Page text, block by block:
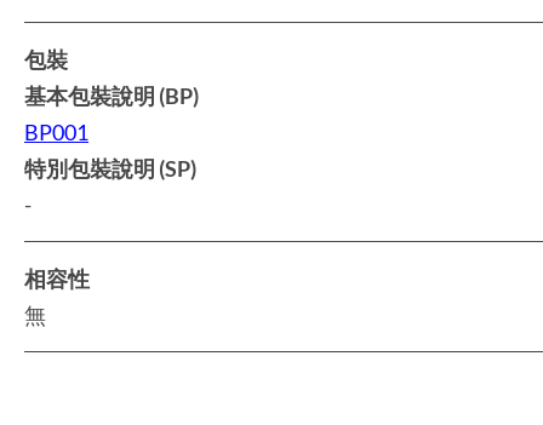
包裝
基本包裝說明 (BP)
BP001
特別包裝說明 (SP)
-
相容性
無